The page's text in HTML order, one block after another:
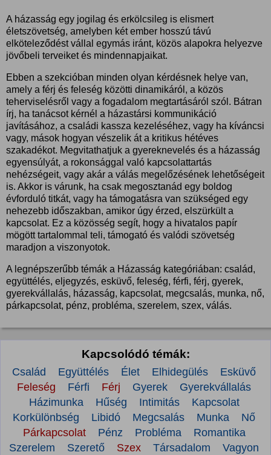
A házasság egy jogilag és erkölcsileg is elismert
életszövetség, amelyben két ember hosszú távú
elköteleződést vállal egymás iránt, közös alapokra helyezve
jövőbeli terveiket és mindennapjaikat.
Ebben a szekcióban minden olyan kérdésnek helye van,
amely a férj és feleség közötti dinamikáról, a közös
teherviselésről vagy a fogadalom megtartásáról szól. Bátran
írj, ha tanácsot kérnél a házastársi kommunikáció
javításához, a családi kassza kezeléséhez, vagy ha kíváncsi
vagy, mások hogyan vészelik át a kritikus hétéves
szakadékot. Megvitathatjuk a gyereknevelés és a házasság
egyensúlyát, a rokonsággal való kapcsolattartás
nehézségeit, vagy akár a válás megelőzésének lehetőségeit
is. Akkor is várunk, ha csak megosztanád egy boldog
évforduló titkát, vagy ha támogatásra van szükséged egy
nehezebb időszakban, amikor úgy érzed, elszürkült a
kapcsolat. Ez a közösség segít, hogy a hivatalos papír
mögött tartalommal teli, támogató és valódi szövetség
maradjon a viszonyotok.
A legnépszerűbb témák a Házasság kategóriában: család,
együttélés, eljegyzés, esküvő, feleség, férfi, férj, gyerek,
gyerekvállalás, házasság, kapcsolat, megcsalás, munka, nő,
párkapcsolat, pénz, probléma, szerelem, szex, válás.
Kapcsolódó témák:
Család Együttélés Élet Elhidegülés
Esküvő
Feleség
Férfi Férj Gyerek
Gyerekvállalás
Házimunka
Hűség Intimitás
Kapcsolat
Korkülönbség
Libidó Megcsalás Munka
Nő
Párkapcsolat
Pénz Probléma
Romantika
Szerelem
Szerető Szex Társadalom Vagyon